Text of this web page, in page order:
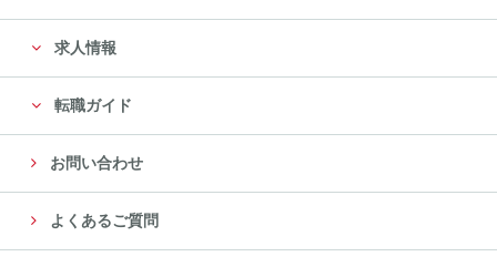
求人情報
転職ガイド
お問い合わせ
よくあるご質問